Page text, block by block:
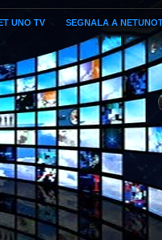
UNO TV SEGNALA A